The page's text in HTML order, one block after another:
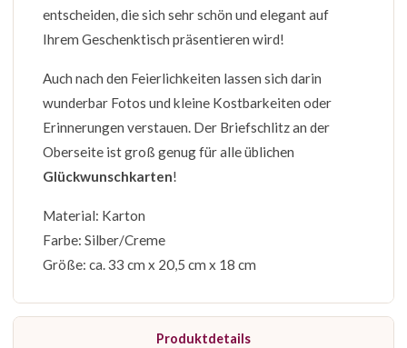
entscheiden, die sich sehr schön und elegant auf
Ihrem Geschenktisch präsentieren wird!
Auch nach den Feierlichkeiten lassen sich darin
wunderbar Fotos und kleine Kostbarkeiten oder
Erinnerungen verstauen. Der Briefschlitz an der
Oberseite ist groß genug für alle üblichen
Glückwunschkarten!
Material: Karton
Farbe: Silber/Creme
Größe: ca. 33 cm x 20,5 cm x 18 cm
Produktdetails